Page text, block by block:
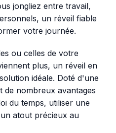
jongliez entre travail,
un réveil fiable
votre journée.
ou celles de votre
plus, un réveil en
idéale. Doté d'une
nombreux avantages
du temps, utiliser une
atout précieux au